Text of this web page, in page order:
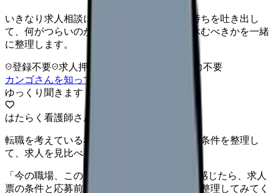
いきなり求人相談には進みません。今の気持ちを吐き出し
て、何がつらいのか、辞めるべきか、少し休むべきかを一緒
に整理します。
登録不要 求人押し売りなし
病院名は入力不要
カンゴさんを知ってから相談する
ゆっくり聞きます
はたらく看護師さん 求人
転職を考えている看護師さんへ。まずは希望条件を整理し
て、求人を見比べられます。
「今の職場、このままでいいのかな...」そう感じたら、求人
票の条件と応募前に確認したい不安を分けて整理してみてく